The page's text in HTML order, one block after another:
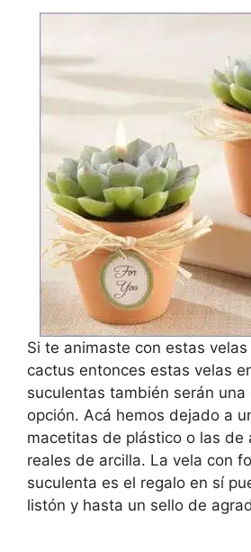
Si te animaste con estas
cactus entonces estas velas
suculentas también serán una
opción. Acá hemos dejado a
macetitas de plástico o las de
reales de arcilla. La vela con
suculenta es el regalo en sí
listón y hasta un sello de